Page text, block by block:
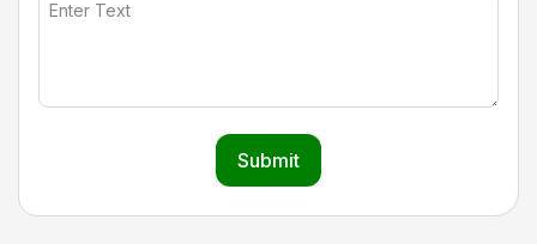
Submit